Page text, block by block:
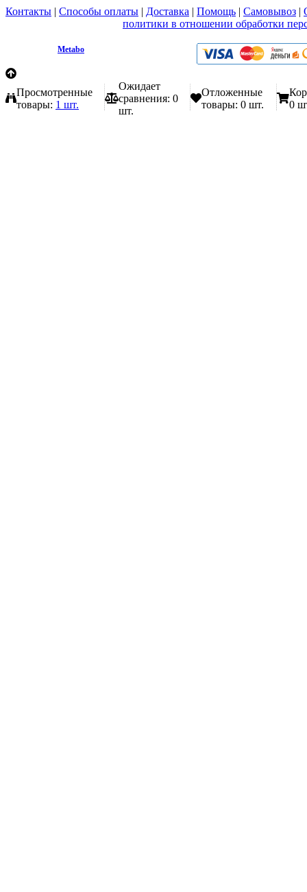
Контакты | Способы оплаты | Доставка | Помощь | Самовывоз |
политики в отношении обработки
Metabo
Просмотренные
товары: 1 шт.
Ожидает
сравнения: 0
шт.
Отложенные
товары: 0 шт.
0